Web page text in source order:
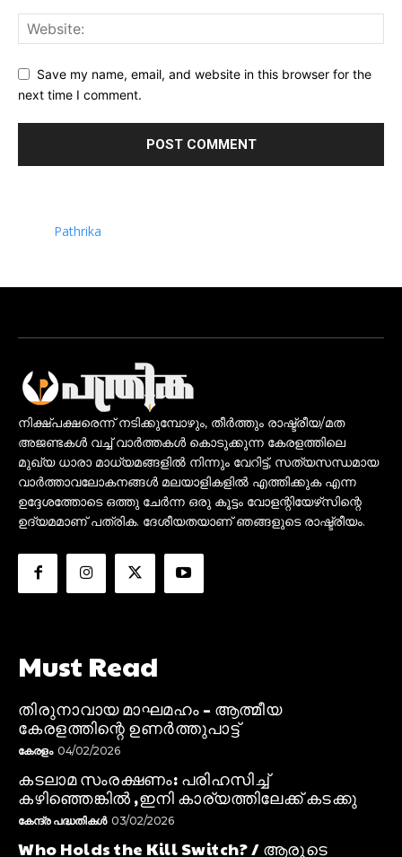
Save my name, email, and website in this browser for the
next time I comment.
Pathrika
നിക്ഷ്പക്ഷരെന്ന് നടിക്കുമ്പോഴും, തീർത്തും രാഷ്ട്രീയ/മത
അജണ്ടകൾ വച്ച് വാർത്തകൾ കൊടുക്കുന്ന കേരളത്തിലെ
മുഖ്യ ധാരാ മാധ്യമങ്ങളിൽ നിന്നും വേറിട്ട്, സത്യസന്ധമായ
വാർത്താവലോകനങ്ങൾ മലയാളികളിൽ എത്തിക്കുക എന്ന
ഉദ്ദേശത്തോടെ ഒത്തു ചേർന്ന ഒരു കൂട്ടം വോളന്റിയേഴ്‌സിന്റെ
ഉദ്യമമാണ് പത്രിക. ദേശീയതയാണ് ഞങ്ങളുടെ രാഷ്ട്രീയം.
Must Read
തിരുനാവായ മാഘമഹം – ആത്മീയ
കേരളത്തിന്റെ ഉണർത്തുപാട്ട്
കേരളം 04/02/2026
കടലാമ സംരക്ഷണം: പരിഹസിച്ച്
കഴിഞ്ഞെങ്കിൽ ,ഇനി കാര്യത്തിലേക്ക് കടക്കു
കേന്ദ്ര പദ്ധതികൾ 03/02/2026
Who Holds the Kill Switch? / ആരുടെ